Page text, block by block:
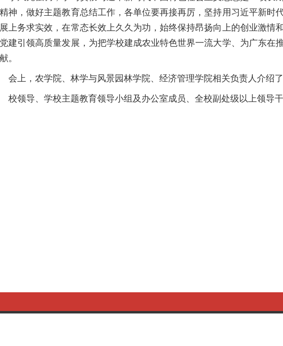
神，做好主题教育总结工作，各单位要再接再厉，坚持用习近平新时
上务求实效，在常态长效上久久为功，始终保持昂扬向上的创业激情
建引领高质量发展，为把学校建成农业特色世界一流大学、为广东在
。
上，农学院、林学与风景园林学院、经济管理学院相关负责人介绍
领导、学校主题教育领导小组及办公室成员、全校副处级以上领导干